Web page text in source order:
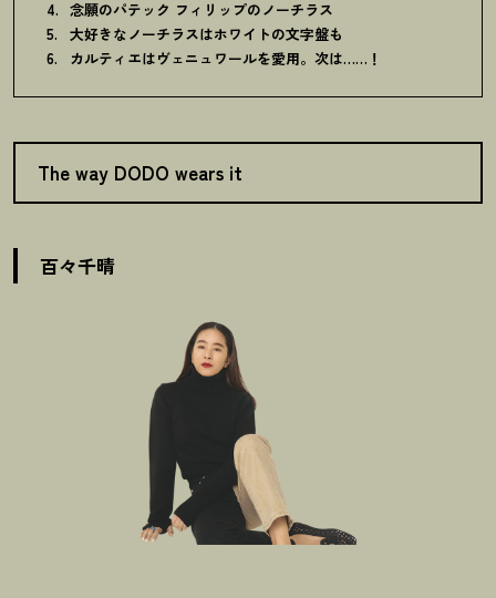
念願のパテック フィリップのノーチラス
大好きなノーチラスはホワイトの文字盤も
カルティエはヴェニュワールを愛用。次は…… ！
The way DODO wears it
百々千晴